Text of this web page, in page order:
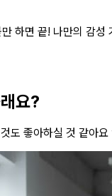
하면 끝! 나만의 감성
요?
도 좋아하실 것 같아요